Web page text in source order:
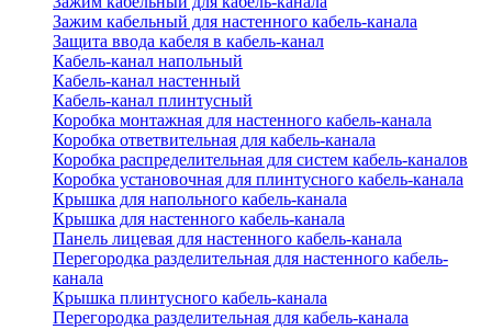
Зажим кабельный для настенного кабель-канала
Защита ввода кабеля в кабель-канал
Кабель-канал напольный
Кабель-канал настенный
Кабель-канал плинтусный
Коробка монтажная для настенного кабель-канала
Коробка ответвительная для кабель-канала
Коробка распределительная для систем кабель-каналов
Коробка установочная для плинтусного кабель-канала
Крышка для напольного кабель-канала
Крышка для настенного кабель-канала
Панель лицевая для настенного кабель-канала
Перегородка разделительная для настенного кабель-
канала
Крышка плинтусного кабель-канала
Перегородка разделительная для кабель-канала